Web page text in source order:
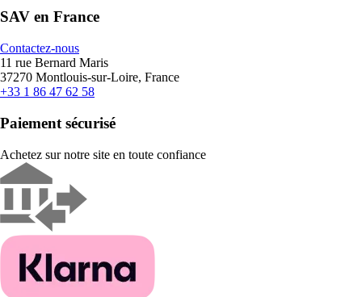
SAV en France
Contactez-nous
11 rue Bernard Maris
37270 Montlouis-sur-Loire, France
+33 1 86 47 62 58
Paiement sécurisé
Achetez sur notre site en toute confiance